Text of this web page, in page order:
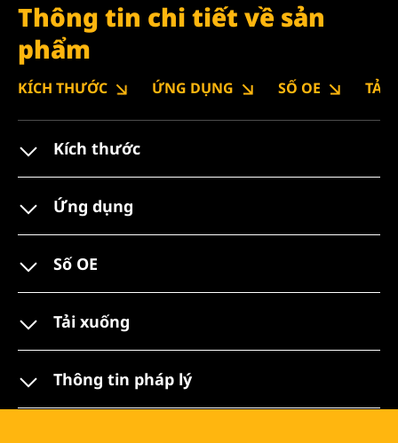
Thông tin chi tiết về sản
phẩm
KÍCH THƯỚC ỨNG DỤNG SỐ OE TẢI
Kích thước
Ứng dụng
Số OE
Tải xuống
Thông tin pháp lý